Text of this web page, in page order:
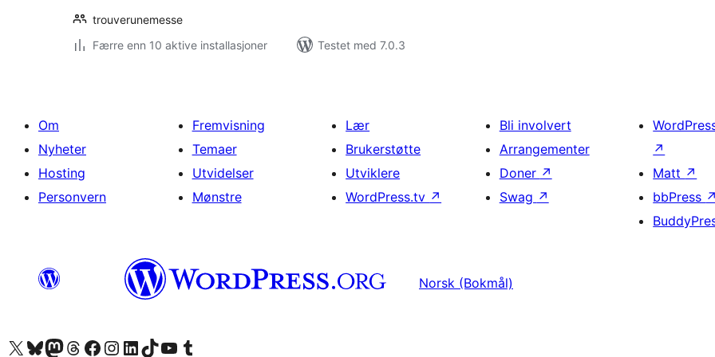
trouverunemesse
Færre enn 10 aktive installasjoner
Testet med 7.0.3
Om
Nyheter
Hosting
Personvern
Fremvisning
Temaer
Utvidelser
Mønstre
Lær
Brukerstøtte
Utviklere
WordPress.tv ↗
Bli involvert
Arrangementer
Doner ↗
Swag ↗
↗
Matt ↗
bbPress ↗
Norsk (Bokmål)
Besøk vår konto på X Visit our Bluesky account
Besøk vår Mastodon-konto
Visit our Threads account
Besøk vår Facebook-sideBesøk vår Instagram-konto
Besøk vår LinkedIn-konto
Visit our TikTok account
Visit our YouTube channel
Visit our Tumblr account